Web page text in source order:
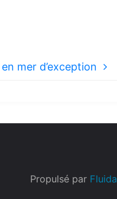
mer d’exception
Propulsé par Fluida